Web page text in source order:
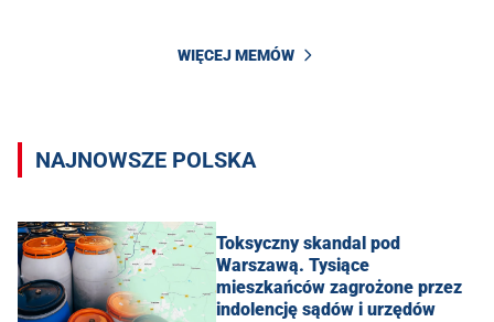
WIĘCEJ MEMÓW
NAJNOWSZE POLSKA
Toksyczny skandal pod
Warszawą. Tysiące
mieszkańców zagrożone przez
indolencję sądów i urzędów